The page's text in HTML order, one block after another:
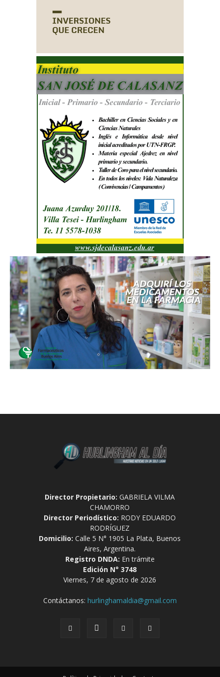
Director Propietario: GABRIELA VILMA
CHAMORRO
Director Periodístico: RODY EDUARDO
RODRÍGUEZ
Domicilio: Calle 5 N° 1905 La Plata, Buenos
Aires, Argentina.
Registro DNDA: En trámite
Edición N° 3748
Viernes, 7 de agosto de 2026
Contáctanos: hurlinghamaldia@gmail.com